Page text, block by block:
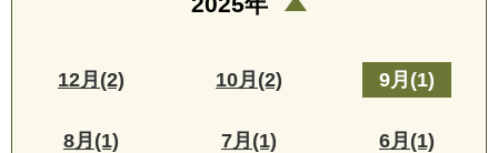
12月(2) 10月(2) 9月(1)
8月(1) 7月(1) 6月(1)